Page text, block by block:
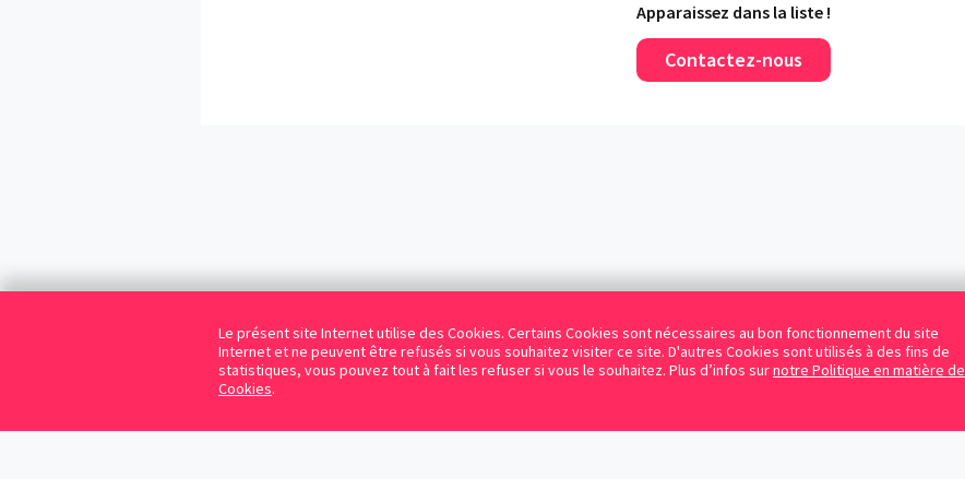
Le présent site Internet utilise des Cookies. Certains Cookies sont nécessaires au bon fonctionnement du site
Internet et ne peuvent être refusés si vous souhaitez visiter ce site. D'autres Cookies sont utilisés à des fins de
statistiques, vous pouvez tout à fait les refuser si vous le souhaitez. Plus d’infos surnotre Politique en matière de
Cookies.
Apparaissez dans la liste !
Contactez-nous